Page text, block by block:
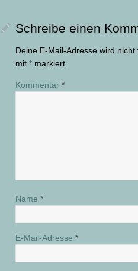
Schreibe einen
Deine E-Mail-Adresse wird nicht
mit * markiert
Kommentar *
Name *
E-Mail-Adresse *